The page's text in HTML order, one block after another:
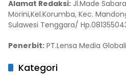
Alamat Redaksi: Jl.Made
Morini,Kel.Korumba, Kec.
Sulawesi Tenggara/
Penerbit: PT.Lensa Media
Kategori